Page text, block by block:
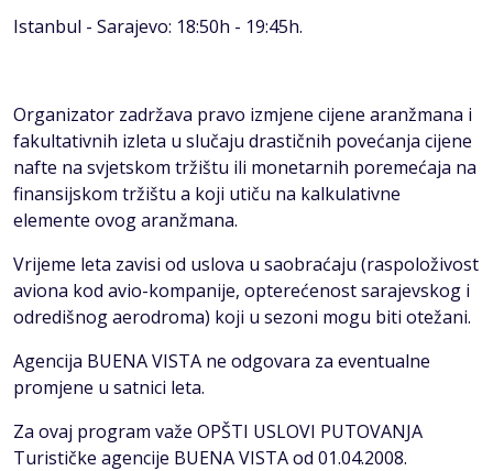
Istanbul - Sarajevo: 18:50h - 19:45h.
Organizator zadržava pravo izmjene cijene aranžmana i
fakultativnih izleta u slučaju drastičnih povećanja cijene
nafte na svjetskom tržištu ili monetarnih poremećaja na
finansijskom tržištu a koji utiču na kalkulativne
elemente ovog aranžmana.
Vrijeme leta zavisi od uslova u saobraćaju (raspoloživost
aviona kod avio-kompanije, opterećenost sarajevskog i
odredišnog aerodroma) koji u sezoni mogu biti otežani.
Agencija BUENA VISTA ne odgovara za eventualne
promjene u satnici leta.
Za ovaj program važe OPŠTI USLOVI PUTOVANJA
Turističke agencije BUENA VISTA od 01.04.2008.